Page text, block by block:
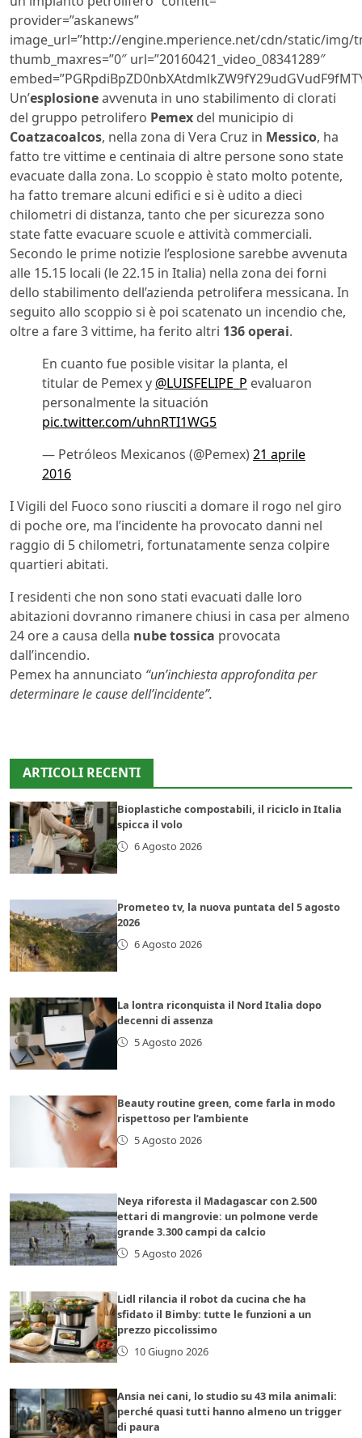
provider=”askanews”
image_url=”http://engine.mperience.net/cdn/static/img/
thumb_maxres=”0″ url=”20160421_video_08341289″
Un’esplosioneavvenuta in uno stabilimento di clorati
del gruppo petrolifero Pemex del municipio di
Coatzacoalcos, nella zona di Vera Cruz in Messico, ha
fatto tre vittime e centinaia di altre persone sono state
evacuate dalla zona. Lo scoppio è stato molto potente,
ha fatto tremare alcuni edifici e si è udito a dieci
chilometri di distanza, tanto che per sicurezza sono
state fatte evacuare scuole e attività commerciali.
Secondo le prime notizie l’esplosione sarebbe avvenuta
alle 15.15 locali (le 22.15 in Italia) nella zona dei forni
dello stabilimento dell’azienda petrolifera messicana. In
seguito allo scoppio si è poi scatenato un incendio che,
oltre a fare 3 vittime, ha ferito altri 136 operai.
En cuanto fue posible visitar la planta, el
titular de Pemex y @LUISFELIPE_P evaluaron
personalmente la situación
pic.twitter.com/uhnRTI1WG5
— Petróleos Mexicanos (@Pemex)21 aprile
2016
I Vigili del Fuoco sono riusciti a domare il rogo nel giro
di poche ore, ma l’incidente ha provocato danni nel
raggio di 5 chilometri, fortunatamente senza colpire
quartieri abitati.
I residenti che non sono stati evacuati dalle loro
abitazioni dovranno rimanere chiusi in casa per almeno
24 ore a causa della nube tossica provocata
dall’incendio.
Pemex ha annunciato “un’inchiesta approfondita per
determinare le cause dell’incidente”.
ARTICOLI RECENTI
Bioplastiche compostabili, il riciclo in Italia
spicca il volo
6 Agosto 2026
Prometeo tv, la nuova puntata del 5 agosto
2026
6 Agosto 2026
La lontra riconquista il Nord Italia dopo
decenni di assenza
5 Agosto 2026
Beauty routine green, come farla in modo
rispettoso per l’ambiente
5 Agosto 2026
Neya riforesta il Madagascar con 2.500
ettari di mangrovie: un polmone verde
grande 3.300 campi da calcio
5 Agosto 2026
Lidl rilancia il robot da cucina che ha
sfidato il Bimby: tutte le funzioni a un
prezzo piccolissimo
10 Giugno 2026
Ansia nei cani, lo studio su 43 mila animali:
perché quasi tutti hanno almeno un trigger
di paura